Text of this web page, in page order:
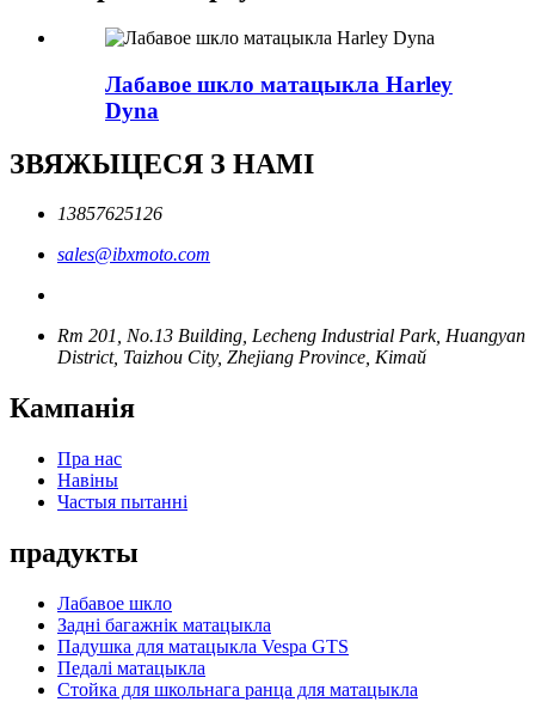
Лабавое шкло матацыкла Harley
Dyna
ЗВЯЖЫЦЕСЯ З НАМІ
13857625126
sales@ibxmoto.com
Rm 201, No.13 Building, Lecheng Industrial Park, Huangyan
District, Taizhou City, Zhejiang Province, Кітай
Кампанія
Пра нас
Навіны
Частыя пытанні
прадукты
Лабавое шкло
Задні багажнік матацыкла
Падушка для матацыкла Vespa GTS
Педалі матацыкла
Стойка для школьнага ранца для матацыкла